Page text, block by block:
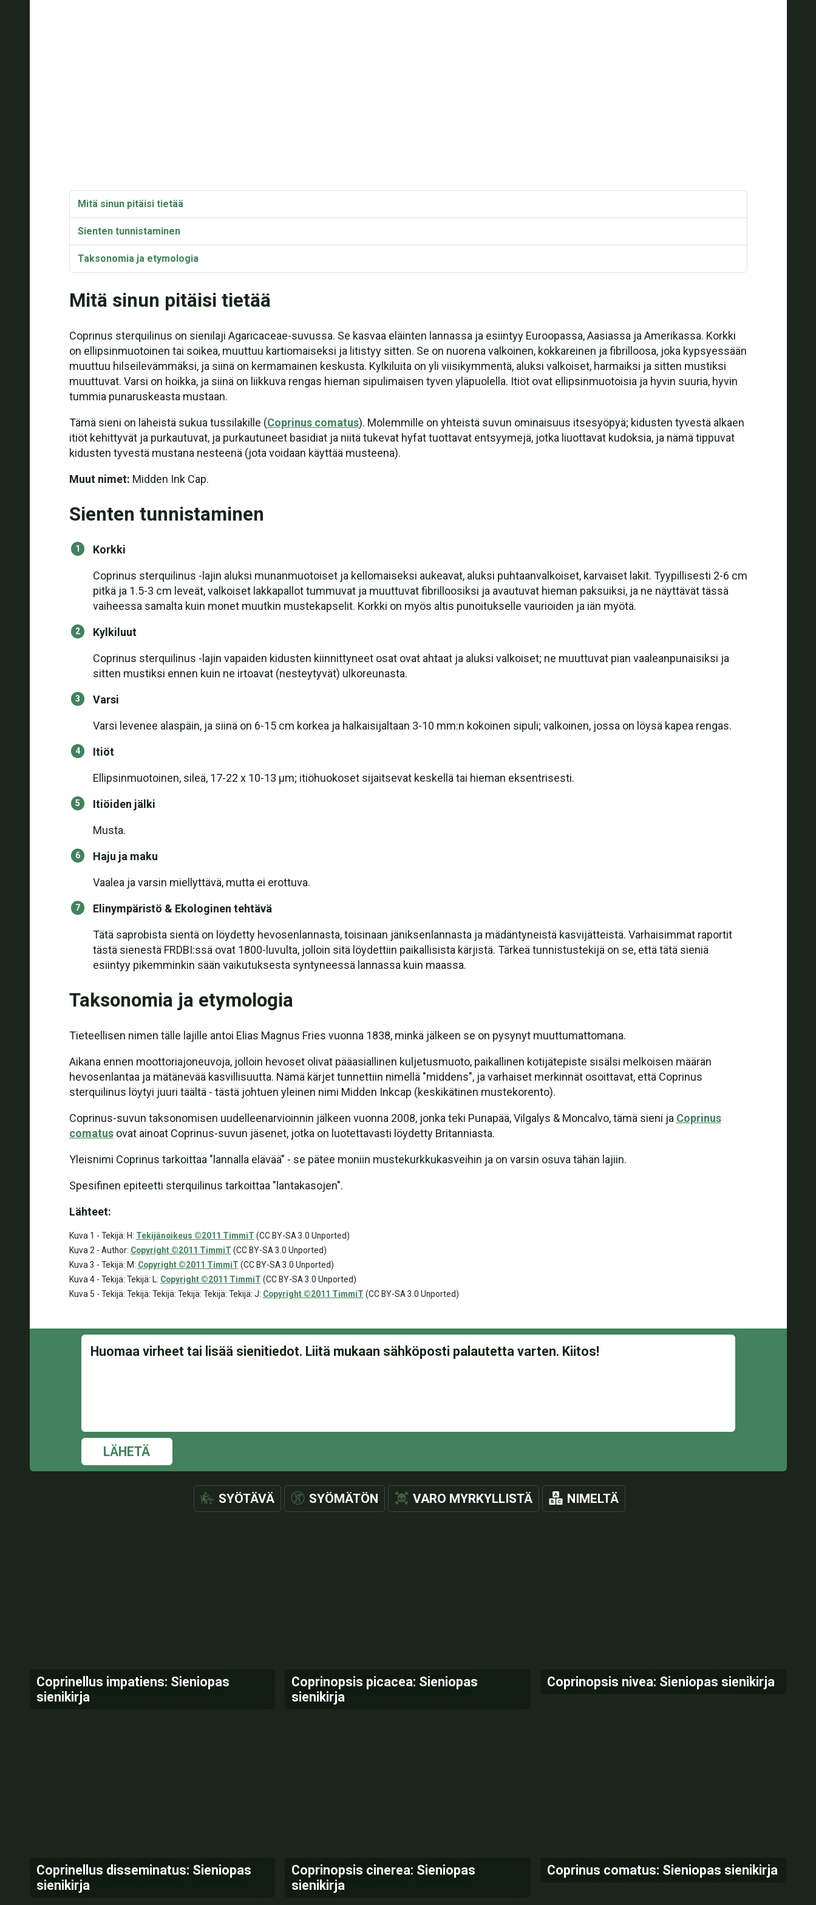
Mitä sinun pitäisi tietää
Sienten tunnistaminen
Taksonomia ja etymologia
Mitä sinun pitäisi tietää
Coprinus sterquilinus on sienilaji Agaricaceae-suvussa. Se kasvaa eläinten lannassa ja esiintyy Euroopassa, Aasiassa ja Amerikassa. Korkki
on ellipsinmuotoinen tai soikea, muuttuu kartiomaiseksi ja litistyy sitten. Se on nuorena valkoinen, kokkareinen ja fibrilloosa, joka kypsyessään
muuttuu hilseilevämmäksi, ja siinä on kermamainen keskusta. Kylkiluita on yli viisikymmentä, aluksi valkoiset, harmaiksi ja sitten mustiksi
muuttuvat. Varsi on hoikka, ja siinä on liikkuva rengas hieman sipulimaisen tyven yläpuolella. Itiöt ovat ellipsinmuotoisia ja hyvin suuria, hyvin
tummia punaruskeasta mustaan.
Tämä sieni on läheistä sukua tussilakille (Coprinus comatus). Molemmille on yhteistä suvun ominaisuus itsesyöpyä; kidusten tyvestä alkaen
itiöt kehittyvät ja purkautuvat, ja purkautuneet basidiat ja niitä tukevat hyfat tuottavat entsyymejä, jotka liuottavat kudoksia, ja nämä tippuvat
kidusten tyvestä mustana nesteenä (jota voidaan käyttää musteena).
Muut nimet: Midden Ink Cap.
Sienten tunnistaminen
Korkki
Coprinus sterquilinus -lajin aluksi munanmuotoiset ja kellomaiseksi aukeavat, aluksi puhtaanvalkoiset, karvaiset lakit. Tyypillisesti 2-6 cm
pitkä ja 1.5-3 cm leveät, valkoiset lakkapallot tummuvat ja muuttuvat fibrilloosiksi ja avautuvat hieman paksuiksi, ja ne näyttävät tässä
vaiheessa samalta kuin monet muutkin mustekapselit. Korkki on myös altis punoitukselle vaurioiden ja iän myötä.
Kylkiluut
Coprinus sterquilinus -lajin vapaiden kidusten kiinnittyneet osat ovat ahtaat ja aluksi valkoiset; ne muuttuvat pian vaaleanpunaisiksi ja
sitten mustiksi ennen kuin ne irtoavat (nesteytyvät) ulkoreunasta.
Varsi
Varsi levenee alaspäin, ja siinä on 6-15 cm korkea ja halkaisijaltaan 3-10 mm:n kokoinen sipuli; valkoinen, jossa on löysä kapea rengas.
Itiöt
Ellipsinmuotoinen, sileä, 17-22 x 10-13 µm; itiöhuokoset sijaitsevat keskellä tai hieman eksentrisesti.
Itiöiden jälki
Musta.
Haju ja maku
Vaalea ja varsin miellyttävä, mutta ei erottuva.
Elinympäristö & Ekologinen tehtävä
Tätä saprobista sientä on löydetty hevosenlannasta, toisinaan jäniksenlannasta ja mädäntyneistä kasvijätteistä. Varhaisimmat raportit
tästä sienestä FRDBI:ssä ovat 1800-luvulta, jolloin sitä löydettiin paikallisista kärjistä. Tärkeä tunnistustekijä on se, että tätä sieniä
esiintyy pikemminkin sään vaikutuksesta syntyneessä lannassa kuin maassa.
Taksonomia ja etymologia
Tieteellisen nimen tälle lajille antoi Elias Magnus Fries vuonna 1838, minkä jälkeen se on pysynyt muuttumattomana.
Aikana ennen moottoriajoneuvoja, jolloin hevoset olivat pääasiallinen kuljetusmuoto, paikallinen kotijätepiste sisälsi melkoisen määrän
hevosenlantaa ja mätänevää kasvillisuutta. Nämä kärjet tunnettiin nimellä "middens", ja varhaiset merkinnät osoittavat, että Coprinus
sterquilinus löytyi juuri täältä - tästä johtuen yleinen nimi Midden Inkcap (keskikätinen mustekorento).
Coprinus-suvun taksonomisen uudelleenarvioinnin jälkeen vuonna 2008, jonka teki Punapää, Vilgalys & Moncalvo, tämä sieni ja Coprinus
comatusovat ainoat Coprinus-suvun jäsenet, jotka on luotettavasti löydetty Britanniasta.
Yleisnimi Coprinus tarkoittaa "lannalla elävää" - se pätee moniin mustekurkkukasveihin ja on varsin osuva tähän lajiin.
Spesifinen epiteetti sterquilinus tarkoittaa "lantakasojen".
Lähteet:
Kuva 1 - Tekijä: H: Tekijänoikeus ©2011 TimmiT (CC BY-SA 3.0 Unported)
Kuva 2 - Author: Copyright ©2011 TimmiT (CC BY-SA 3.0 Unported)
Kuva 3 - Tekijä: M: Copyright ©2011 TimmiT (CC BY-SA 3.0 Unported)
Kuva 4 - Tekijä: Tekijä: L: Copyright ©2011 TimmiT (CC BY-SA 3.0 Unported)
Kuva 5 - Tekijä: Tekijä: Tekijä: Tekijä: Tekijä: Tekijä: J: Copyright ©2011 TimmiT (CC BY-SA 3.0 Unported)
LÄHETÄ
SYÖTÄVÄ SYÖMÄTÖN VARO MYRKYLLISTÄ NIMELTÄ
Coprinellus impatiens: Sieniopas
sienikirja
Coprinopsis picacea: Sieniopas
sienikirja
Coprinopsis nivea: Sieniopas sienikirja
Coprinellus disseminatus: Sieniopas
sienikirja
Coprinopsis cinerea: Sieniopas
sienikirja
Coprinus comatus: Sieniopas sienikirja